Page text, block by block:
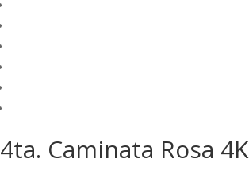
4ta. Caminata Rosa 4K